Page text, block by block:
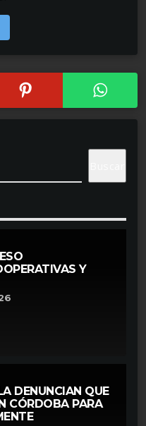
Y
DENUNCIAN QUE
CÓRDOBA PARA